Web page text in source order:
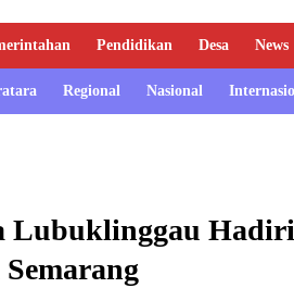
Pendidikan Desa News
Regional Nasional
Lubuklinggau